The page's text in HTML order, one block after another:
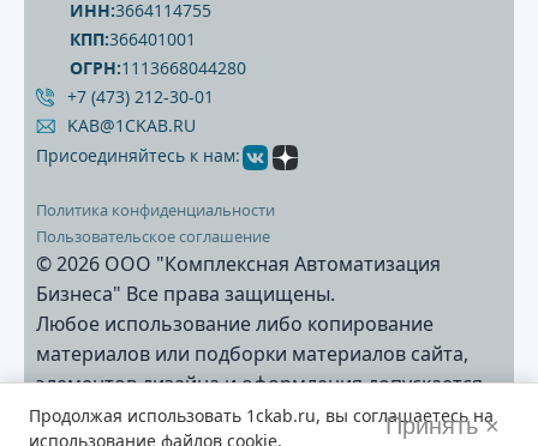
ИНН:3664114755
КПП:366401001
ОГРН:1113668044280
+7 (473) 212‐30‐01
KAB@1CKAB.RU
Присоединяйтесь к нам:
Политика конфиденциальности
Пользовательское соглашение
© 2026 ООО "Комплексная Автоматизация
Бизнеса" Все права защищены.
Любое использование либо копирование
материалов или подборки материалов сайта,
элементов дизайна и оформления допускается
лишь с разрешения правообладателя и только
Принять ×
Продолжая использовать 1ckab.ru, вы соглашаетесь на
использование файлов cookie.